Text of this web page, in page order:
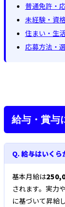
普通免許・
未経験・資
住まい・生
応募方法・
給与・賞与
Q. 給与はいくら
基本月給は
されます。実力
に基づいて昇給